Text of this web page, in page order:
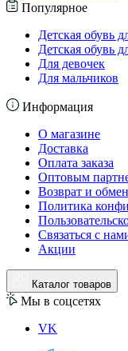
Популярное
Детская обувь
Детская обувь
Для девочек
Для мальчиков
Информация
О магазине
Доставка
Оплата заказа
Оптовым
Возврат и
Политика
Связаться с
Акции
Каталог товаров
Мы в соцсетях
VK